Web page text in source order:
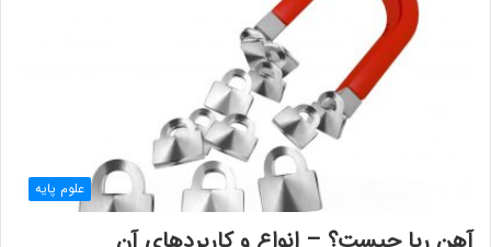
علوم پایه